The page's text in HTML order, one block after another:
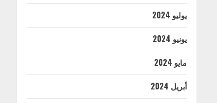
يوليو 2024
يونيو 2024
مايو 2024
أبريل 2024